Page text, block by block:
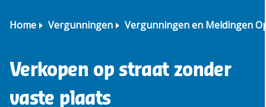
Home Vergunningen Vergunningen en Meldingen
Verkopen op straat zonder
vaste plaats